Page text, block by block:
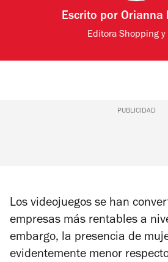
Escrito porOrianna
Editora Shopping y
PUBLICIDAD
Los videojuegos se han
empresas más rentables a
embargo, la presencia de
evidentemente menor